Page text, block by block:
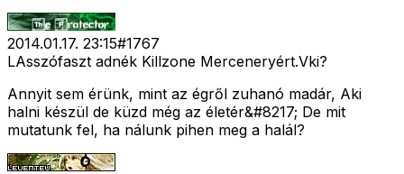
2014.01.17. 23:15#1767
LAsszófaszt adnék Killzone Merceneryért.Vki?
Annyit sem érünk, mint az égről zuhanó madár, Aki
halni készül de küzd még az életér&#8217; De mit
mutatunk fel, ha nálunk pihen meg a halál?